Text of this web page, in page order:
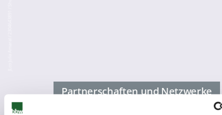
Partnerschaften und Netzwerke